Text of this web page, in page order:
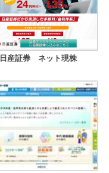
日産証券 ネット現株